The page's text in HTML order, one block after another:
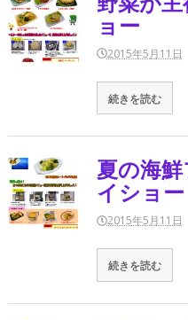
ョー
2015年5月11日
続きを読む
夏の海
イショー
2015年5月11日
続きを読む